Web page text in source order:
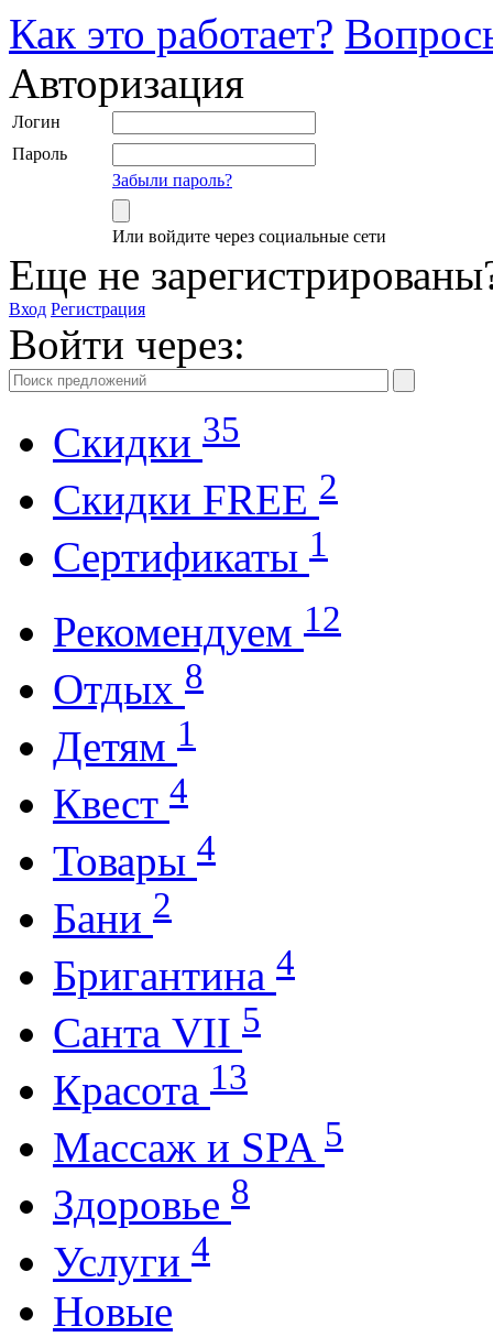
Как это работает?
Авторизация
Логин
Пароль
Забыли пароль?
Или войдите через социальные сети
Еще не
Вход Регистрация
Войти через:
Скидки 35
Cкидки FREE 2
Cертификаты 1
Рекомендуем 12
Отдых 8
Детям 1
Квест 4
Товары 4
Бани 2
Бригантина 4
Санта VII 5
Красота 13
Массаж и SPA 5
Здоровье 8
Услуги 4
Новые